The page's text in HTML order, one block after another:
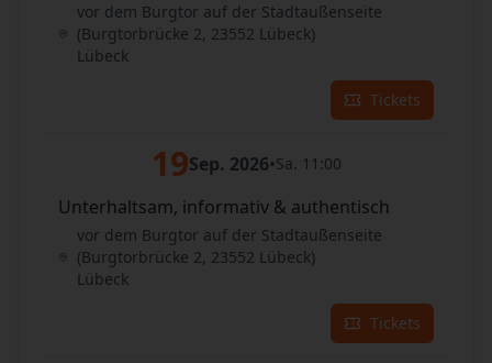
vor dem Burgtor auf der Stadtaußenseite
(Burgtorbrücke 2, 23552 Lübeck)
Lübeck
Tickets
19Sep. 2026•Sa. 11:00
Unterhaltsam, informativ & authentisch
vor dem Burgtor auf der Stadtaußenseite
(Burgtorbrücke 2, 23552 Lübeck)
Lübeck
Tickets